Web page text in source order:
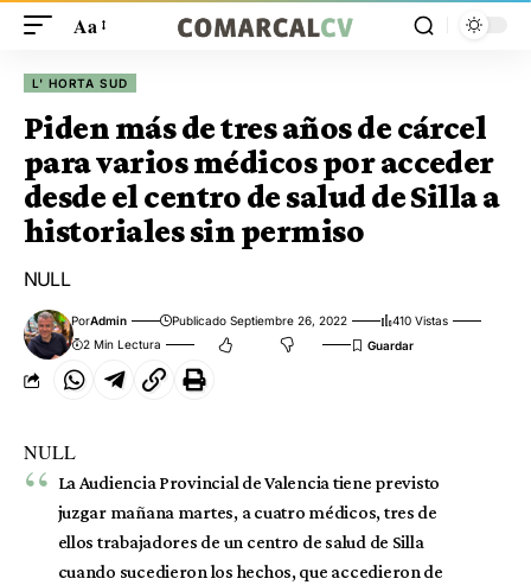
Aa
L' HORTA SUD
Piden más de tres años de cárcel
para varios médicos por acceder
desde el centro de salud de Silla a
historiales sin permiso
NULL
PorAdmin Publicado Septiembre 26, 2022
410 Vistas
2 Min Lectura
NULL
La Audiencia Provincial de Valencia tiene previsto
juzgar mañana martes, a cuatro médicos, tres de
ellos trabajadores de un centro de salud de Silla
cuando sucedieron los hechos, que accedieron de